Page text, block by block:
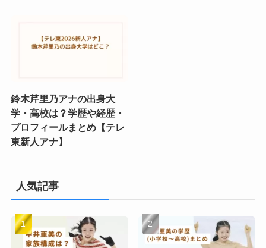
鈴木芹里乃アナの出身大
学・高校は？学歴や経歴・
プロフィールまとめ【テレ
東新人アナ】
人気記事